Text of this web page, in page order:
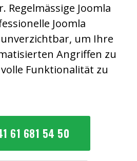
Regelmässige Joomla
Joomla
um Ihre
Angriffen zu
Funktionalität zu
61 681 54 50